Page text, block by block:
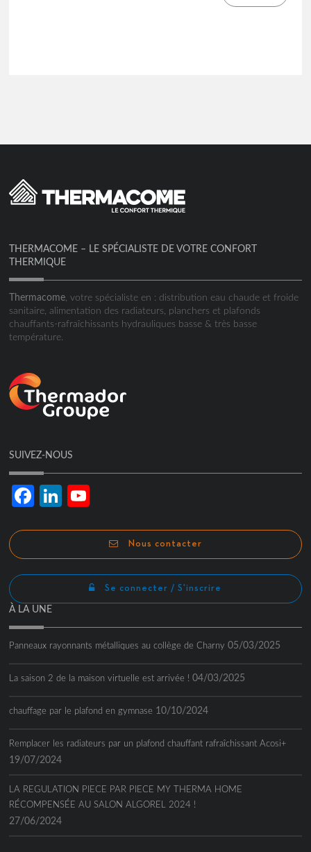
THERMACOME – LE SPÉCIALISTE DE VOTRE CONFORT
THERMIQUE
Thermacome , votre spécialiste en : distribution eau chaude et froide
sanitaire, alimentation des radiateurs, planchers et plafonds
chauffants-rafraîchissants hydrauliques basse & très basse
température.
SUIVEZ-NOUS
FacebookLinkedIn
Nous contacter
Se connecter / S'inscrire
À LA UNE
Panneaux rayonnants métalliques au collège de Charny 05/03/2025
La saison 2 de la maison virtuelle est arrivée ! 04/03/2025
chauffage par le plafond en gymnase 10/10/2024
Remplacer les radiateurs par un plafond chauffant rafraîchissant Acosi+
19/07/2024
LA REGULATION PIECE PAR PIECE MY THERMA HOME
RÉCOMPENSÉE AU SALON ALGOREL 2024 !
27/06/2024